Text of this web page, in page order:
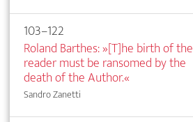
103–122
Roland Barthes: »[T]he birth of the
reader must be ransomed by the
death of the Author.«
Sandro Zanetti